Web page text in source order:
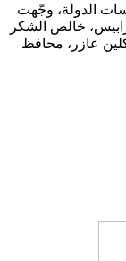
الدولة، وجّهت
خالص الشكر
عازر، محافظ